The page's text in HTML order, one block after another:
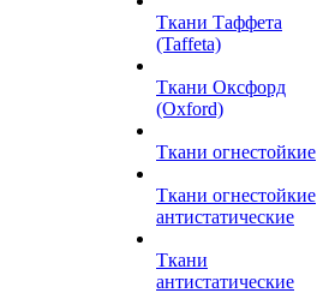
Ткани Таффета
(Taffeta)
Ткани Оксфорд
(Oxford)
Ткани огнестойкие
Ткани огнестойкие
антистатические
Ткани
антистатические